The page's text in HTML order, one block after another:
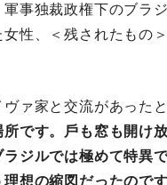
軍事独裁政権下のブラ
性、＜残されたもの
ァ家と交流があった
です。⼾も窓も開け
ジルでは極めて特異
想の縮図だったのです